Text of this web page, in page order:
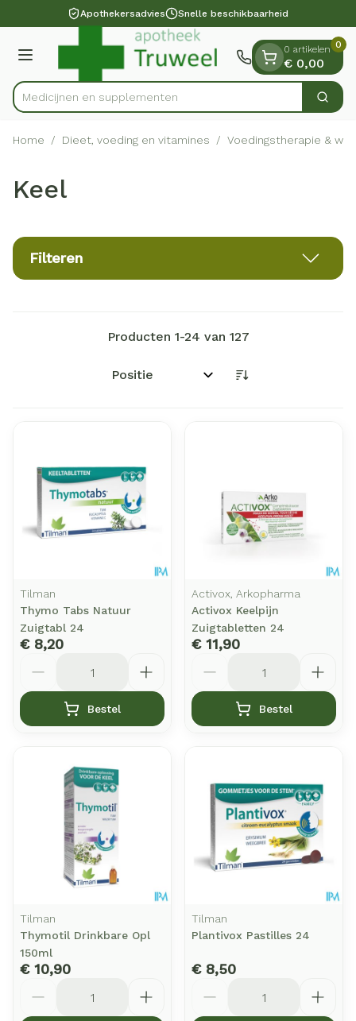
Ga naar de inhoudApothekersadvies Snelle beschikbaarheid
Menu
Product, merk, categorie...
Medicij Zoek
0 artikelen
€ 0,00
0
Home / Dieet, voeding en vitamines / Voedingstherapie &
Keel
Filteren
Producten 1-24 van 127
Sorteer op:
Tilman
Thymo Tabs Natuur
Zuigtabl 24
€ 8,20
Bestel
Activox, Arkopharma
Activox Keelpijn
Zuigtabletten 24
€ 11,90
Bestel
Tilman
Thymotil Drinkbare Opl
150ml
€ 10,90
Tilman
Plantivox Pastilles 24
€ 8,50